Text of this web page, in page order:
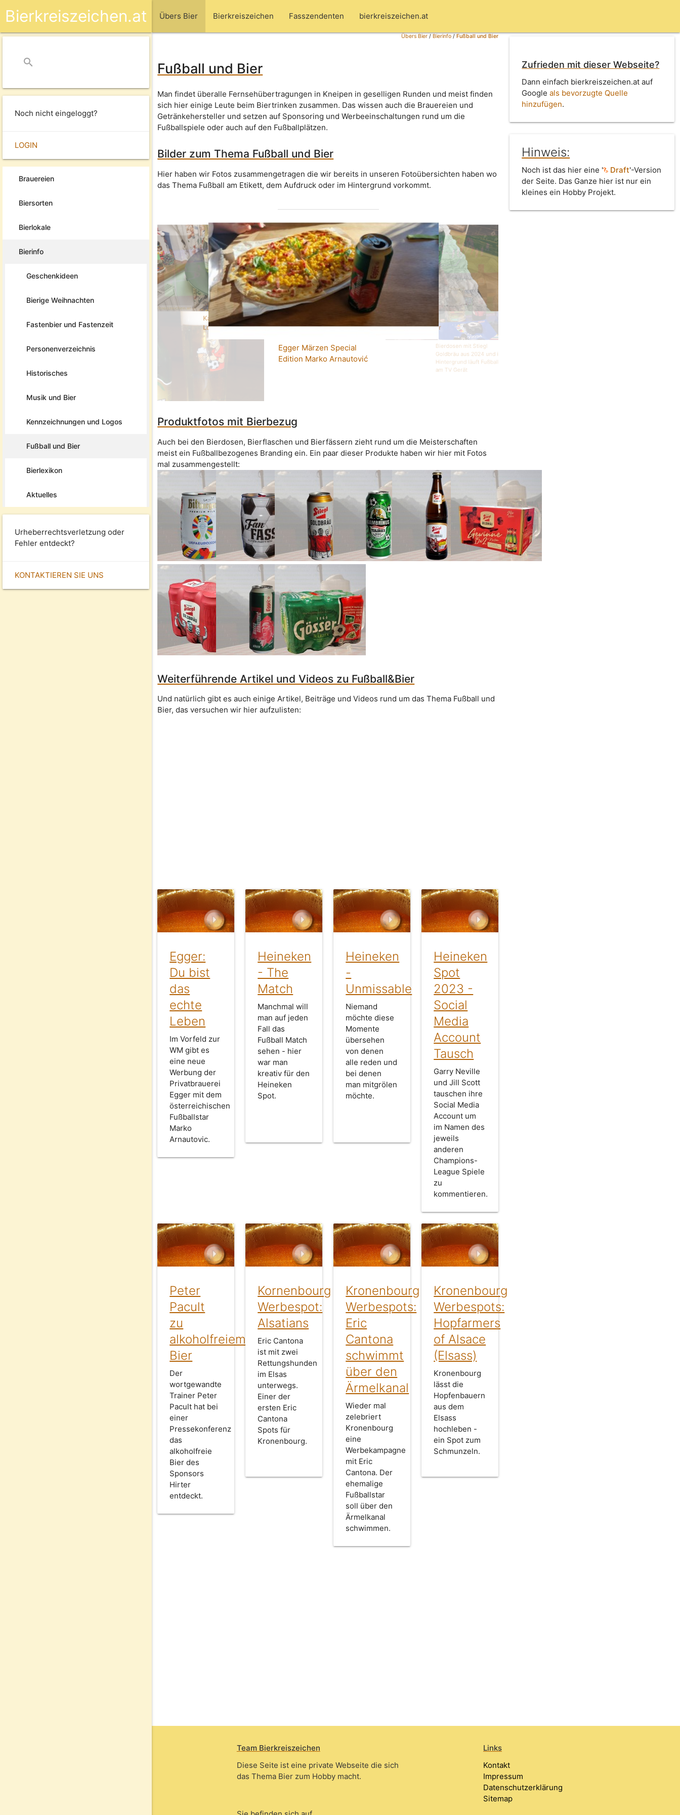
Übers Bier Bierkreiszeichen Fasszendenten bierkreiszeichen.at
Bierkreiszeichen.at
search
Noch nicht eingeloggt?
LOGIN
Brauereien
Biersorten
Bierlokale
Bierinfo
Geschenkideen
Bierige Weihnachten
Fastenbier und Fastenzeit
Personenverzeichnis
Historisches
Musik und Bier
Kennzeichnungen und Logos
Fußball und Bier
Bierlexikon
Aktuelles
Urheberrechtsverletzung oder
Fehler entdeckt?
KONTAKTIEREN SIE UNS
Übers Bier/Bierinfo/Fußball und Bier
Fußball und Bier
Man findet überalle Fernsehübertragungen in Kneipen in geselligen Runden und meist finden
sich hier einige Leute beim Biertrinken zusammen. Das wissen auch die Brauereien und
Getränkehersteller und setzen auf Sponsoring und Werbeeinschaltungen rund um die
Fußballspiele oder auch auf den Fußballplätzen.
Bilder zum Thema Fußball und Bier
Hier haben wir Fotos zusammengetragen die wir bereits in unseren Fotoübersichten haben wo
das Thema Fußball am Etikett, dem Aufdruck oder im Hintergrund vorkommt.
Kalea Fan Fass im Fußball-
Look
Egger Märzen Special
Edition Marko Arnautović
Special Edition Torjäger
Bierdosen mit Stiegl
Goldbräu aus 2024 und im
Hintergrund läuft Fußball
am TV Gerät
Ein Gösser Gold im
Raschhofer Fußballer Glas
Produktfotos mit Bierbezug
Auch bei den Bierdosen, Bierflaschen und Bierfässern zieht rund um die Meisterschaften
meist ein Fußballbezogenes Branding ein. Ein paar dieser Produkte haben wir hier mit Fotos
mal zusammengestellt:
Weiterführende Artikel und Videos zu Fußball&Bier
Und natürlich gibt es auch einige Artikel, Beiträge und Videos rund um das Thema Fußball und
Bier, das versuchen wir hier aufzulisten:
Zufrieden mit dieser Webseite?
Dann einfach bierkreiszeichen.at auf
Googleals bevorzugte Quelle
hinzufügen.
Hinweis:
Noch ist das hier eine ' Draft'-Version
der Seite. Das Ganze hier ist nur ein
kleines ein Hobby Projekt.
Egger:
Du bist
das
echte
Leben
Im Vorfeld zur
WM gibt es
eine neue
Werbung der
Privatbrauerei
Egger mit dem
österreichischen
Fußballstar
Marko
Arnautovic.
Heineken
- The
Match
Manchmal will
man auf jeden
Fall das
Fußball Match
sehen - hier
war man
kreativ für den
Heineken
Spot.
Heineken
-
Unmissable
Niemand
möchte diese
Momente
übersehen
von denen
alle reden und
bei denen
man mitgrölen
möchte.
Heineken
Spot
2023 -
Social
Media
Account
Tausch
Garry Neville
und Jill Scott
tauschen ihre
Social Media
Account um
im Namen des
jeweils
anderen
Champions-
League Spiele
zu
kommentieren.
Peter
Pacult
zu
alkoholfreiem
Bier
Der
wortgewandte
Trainer Peter
Pacult hat bei
einer
Pressekonferenz
das
alkoholfreie
Bier des
Sponsors
Hirter
entdeckt.
Kornenbourg
Werbespot:
Alsatians
Eric Cantona
ist mit zwei
Rettungshunden
im Elsas
unterwegs.
Einer der
ersten Eric
Cantona
Spots für
Kronenbourg.
Kronenbourg
Werbespots:
Eric
Cantona
schwimmt
über den
Ärmelkanal
Wieder mal
zelebriert
Kronenbourg
eine
Werbekampagne
mit Eric
Cantona. Der
ehemalige
Fußballstar
soll über den
Ärmelkanal
schwimmen.
Kronenbourg
Werbespots:
Hopfarmers
of Alsace
(Elsass)
Kronenbourg
lässt die
Hopfenbauern
aus dem
Elsass
hochleben -
ein Spot zum
Schmunzeln.
Team Bierkreiszeichen
Diese Seite ist eine private Webseite die sich
das Thema Bier zum Hobby macht.
Links
Kontakt
Impressum
Datenschutzerklärung
Sitemap